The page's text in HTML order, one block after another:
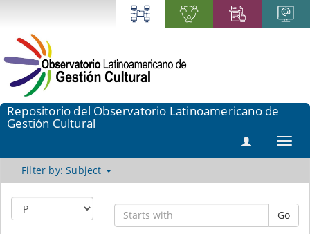
Repositorio del Observatorio Latinoamericano de
Gestión Cultural
Filter by: Subject
Go